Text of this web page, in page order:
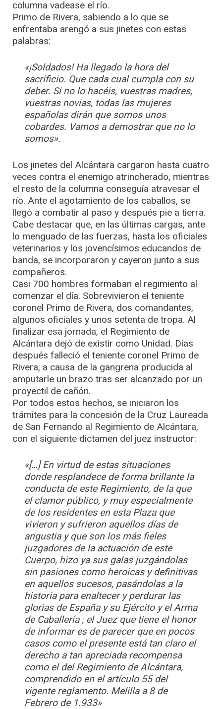
columna vadease el río.
Primo de Rivera, sabiendo a lo que se
enfrentaba arengó a sus jinetes con estas
palabras:
«¡Soldados! Ha llegado la hora del
sacrificio. Que cada cual cumpla con su
deber. Si no lo hacéis, vuestras madres,
vuestras novias, todas las mujeres
españolas dirán que somos unos
cobardes. Vamos a demostrar que no lo
somos».
Los jinetes del Alcántara cargaron hasta cuatro
veces contra el enemigo atrincherado, mientras
el resto de la columna conseguía atravesar el
río. Ante el agotamiento de los caballos, se
llegó a combatir al paso y después pie a tierra.
Cabe destacar que, en las últimas cargas, ante
lo menguado de las fuerzas, hasta los oficiales
veterinarios y los jovencísimos educandos de
banda, se incorporaron y cayeron junto a sus
compañeros.
Casi 700 hombres formaban el regimiento al
comenzar el día. Sobrevivieron el teniente
coronel Primo de Rivera, dos comandantes,
algunos oficiales y unos setenta de tropa. Al
finalizar esa jornada, el Regimiento de
Alcántara dejó de existir como Unidad. Días
después falleció el teniente coronel Primo de
Rivera, a causa de la gangrena producida al
amputarle un brazo tras ser alcanzado por un
proyectil de cañón.
Por todos estos hechos, se iniciaron los
trámites para la concesión de la Cruz Laureada
de San Fernando al Regimiento de Alcántara,
con el siguiente dictamen del juez instructor:
«[…] En virtud de estas situaciones
donde resplandece de forma brillante la
conducta de este Regimiento, de la que
el clamor público, y muy especialmente
de los residentes en esta Plaza que
vivieron y sufrieron aquellos días de
angustia y que son los más fieles
juzgadores de la actuación de este
Cuerpo, hizo ya sus galas juzgándolas
sin pasiones como heroicas y definitivas
en aquellos sucesos, pasándolas a la
historia para enaltecer y perdurar las
glorias de España y su Ejército y el Arma
de Caballería ; el Juez que tiene el honor
de informar es de parecer que en pocos
casos como el presente está tan claro el
derecho a tan apreciada recompensa
como el del Regimiento de Alcántara,
comprendido en el artículo 55 del
vigente reglamento. Melilla a 8 de
Febrero de 1.933»